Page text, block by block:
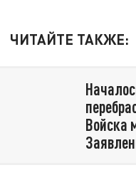
ЧИТАЙТЕ ТАКЖЕ:
Войска